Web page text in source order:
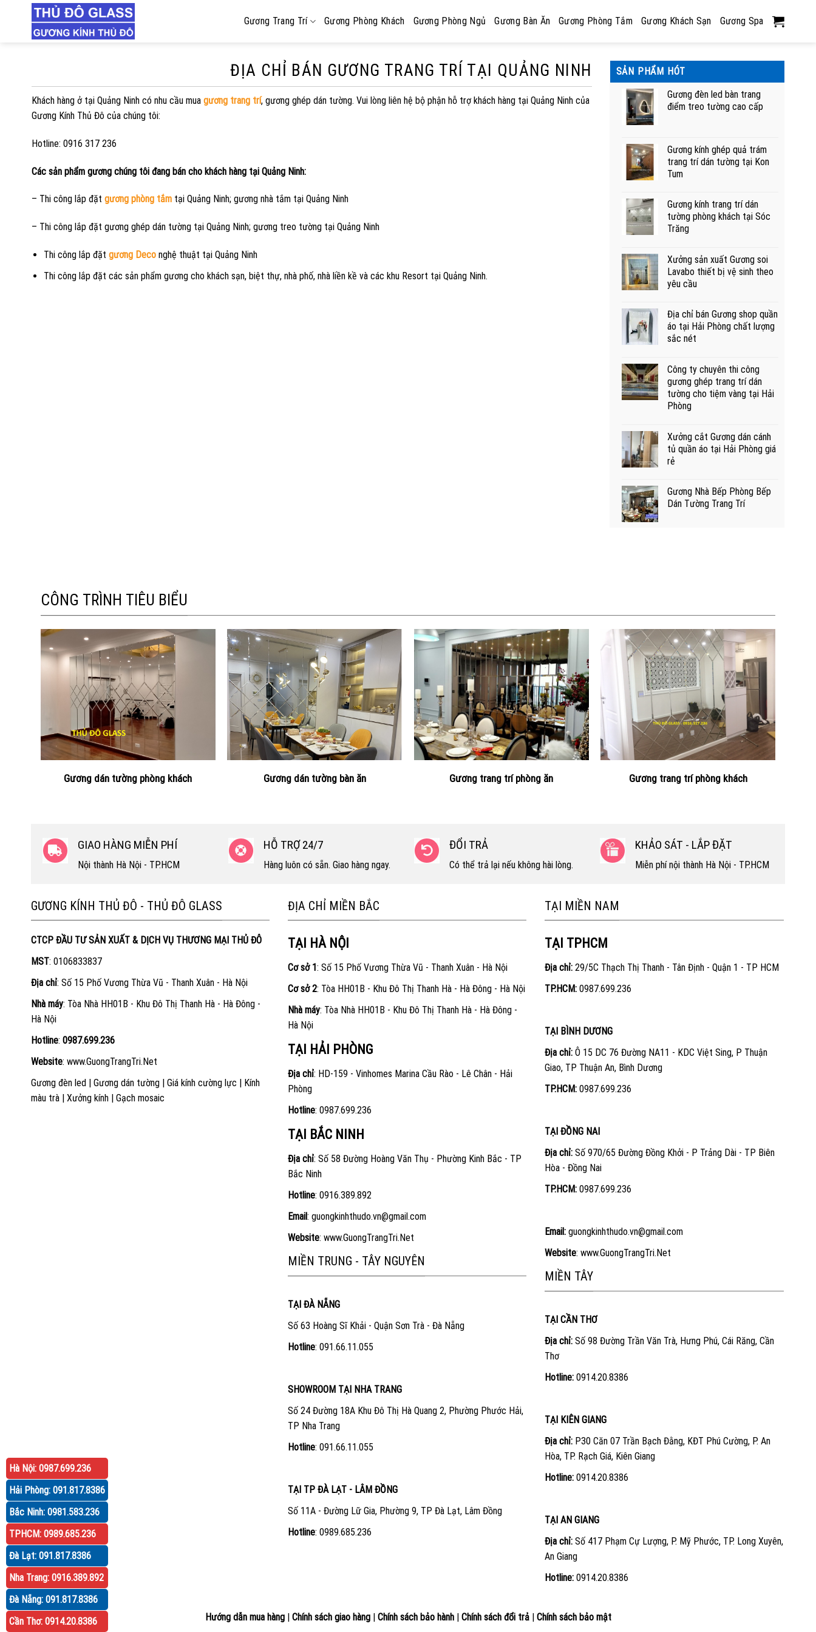
Gương Trang Trí Gương Phòng Khách Gương Phòng Ngủ Gương Bàn Ăn Gương Phòng Tắm Gương Khách Sạn Gương Spa
ĐỊA CHỈ BÁN GƯƠNG TRANG TRÍ TẠI QUẢNG NINH
Khách hàng ở tại Quảng Ninh có nhu cầu mua gương trang trí, gương ghép dán tường. Vui lòng liên hệ bộ phận hỗ trợ khách hàng tại Quảng Ninh của
Gương Kính Thủ Đô của chúng tôi:
Hotline: 0916 317 236
Các sản phẩm gương chúng tôi đang bán cho khách hàng tại Quảng Ninh:
– Thi công lắp đặt gương phòng tắm tại Quảng Ninh; gương nhà tắm tại Quảng Ninh
– Thi công lắp đặt gương ghép dán tường tại Quảng Ninh; gương treo tường tại Quảng Ninh
Thi công lắp đặt gương Deco nghệ thuật tại Quảng Ninh
Thi công lắp đặt các sản phẩm gương cho khách sạn, biệt thự, nhà phố, nhà liền kề và các khu Resort tại Quảng Ninh.
SẢN PHẨM HÓT
Gương đèn led bàn trang
điểm treo tường cao cấp
Gương kính ghép quả trám
trang trí dán tường tại Kon
Tum
Gương kính trang trí dán
tường phòng khách tại Sóc
Trăng
Xưởng sản xuất Gương soi
Lavabo thiết bị vệ sinh theo
yêu cầu
Địa chỉ bán Gương shop quần
áo tại Hải Phòng chất lượng
sắc nét
Công ty chuyên thi công
gương ghép trang trí dán
tường cho tiệm vàng tại Hải
Phòng
Xưởng cắt Gương dán cánh
tủ quần áo tại Hải Phòng giá
rẻ
Gương Nhà Bếp Phòng Bếp
Dán Tường Trang Trí
CÔNG TRÌNH TIÊU BIỂU
Gương dán tường phòng khách Gương dán tường bàn ăn Gương trang trí phòng ăn Gương trang trí phòng khách
GIAO HÀNG MIỄN PHÍ
Nội thành Hà Nội - TP.HCM
HỖ TRỢ 24/7
Hàng luôn có sẵn. Giao hàng ngay.
ĐỔI TRẢ
Có thể trả lại nếu không hài lòng.
KHẢO SÁT - LẮP ĐẶT
Miễn phí nội thành Hà Nội - TP.HCM
GƯƠNG KÍNH THỦ ĐÔ - THỦ ĐÔ GLASS
CTCP ĐẦU TƯ SẢN XUẤT & DỊCH VỤ THƯƠNG MẠI THỦ ĐÔ
MST: 0106833837
Địa chỉ: Số 15 Phố Vương Thừa Vũ - Thanh Xuân - Hà Nội
Nhà máy: Tòa Nhà HH01B - Khu Đô Thị Thanh Hà - Hà Đông -
Hà Nội
Hotline: 0987.699.236
Website: www.GuongTrangTri.Net
Gương đèn led
Gương dán tường| Giá kính cường lực
Kính
màu trà| Xưởng kính| Gạch mosaic
ĐỊA CHỈ MIỀN BẮC
TẠI HÀ NỘI
Cơ sở 1 : Số 15 Phố Vương Thừa Vũ - Thanh Xuân - Hà Nội
Cơ sở 2: Tòa HH01B - Khu Đô Thị Thanh Hà - Hà Đông - Hà Nội
Nhà máy: Tòa Nhà HH01B - Khu Đô Thị Thanh Hà - Hà Đông -
Hà Nội
TẠI HẢI PHÒNG
Địa chỉ: HD-159 - Vinhomes Marina Cầu Rào - Lê Chân - Hải
Phòng
Hotline: 0987.699.236
TẠI BẮC NINH
Địa chỉ: Số 58 Đường Hoàng Văn Thụ - Phường Kinh Bắc - TP
Bắc Ninh
Hotline: 0916.389.892
Email: guongkinhthudo.vn@gmail.com
Website: www.GuongTrangTri.Net
MIỀN TRUNG - TÂY NGUYÊN
TẠI ĐÀ NẴNG
Số 63 Hoàng Sĩ Khải - Quận Sơn Trà - Đà Nẵng
Hotline: 091.66.11.055
SHOWROOM TẠI NHA TRANG
Số 24 Đường 18A Khu Đô Thị Hà Quang 2, Phường Phước Hải,
TP Nha Trang
Hotline: 091.66.11.055
TẠI TP ĐÀ LẠT - LÂM ĐỒNG
Số 11A - Đường Lữ Gia, Phường 9, TP Đà Lạt, Lâm Đồng
Hotline: 0989.685.236
TẠI MIỀN NAM
TẠI TPHCM
Địa chỉ: 29/5C Thạch Thị Thanh - Tân Định - Quận 1 - TP HCM
TP.HCM: 0987.699.236
TẠI BÌNH DƯƠNG
Địa chỉ: Ô 15 DC 76 Đường NA11 - KDC Việt Sing, P Thuận
Giao, TP Thuận An, Bình Dương
TP.HCM: 0987.699.236
TẠI ĐỒNG NAI
Địa chỉ: Số 970/65 Đường Đồng Khởi - P Trảng Dài - TP Biên
Hòa - Đồng Nai
TP.HCM: 0987.699.236
Email: guongkinhthudo.vn@gmail.com
Website:www.GuongTrangTri.Net
MIỀN TÂY
TẠI CẦN THƠ
Địa chỉ: Số 98 Đường Trần Văn Trà, Hưng Phú, Cái Răng, Cần
Thơ
Hotline: 0914.20.8386
TẠI KIÊN GIANG
Địa chỉ: P30 Căn 07 Trần Bạch Đằng, KĐT Phú Cường, P. An
Hòa, TP. Rạch Giá, Kiên Giang
Hotline: 0914.20.8386
TẠI AN GIANG
Địa chỉ: Số 417 Phạm Cự Lượng, P. Mỹ Phước, TP. Long Xuyên,
An Giang
Hotline: 0914.20.8386
Hướng dẫn mua hàng| Chính sách giao hàng| Chính sách bảo hành| Chính sách đổi trả| Chính sách bảo mật
Hà Nội: 0987.699.236
Hải Phòng: 091.817.8386
Bắc Ninh: 0981.583.236
TPHCM: 0989.685.236
Đà Lạt: 091.817.8386
Nha Trang: 0916.389.892
Đà Nẵng: 091.817.8386
Cần Thơ: 0914.20.8386